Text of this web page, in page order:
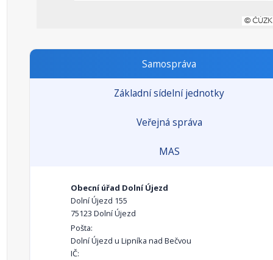
Samospráva
Základní sídelní jednotky
Veřejná správa
MAS
Obecní úřad Dolní Újezd
Dolní Újezd 155
75123 Dolní Újezd
Pošta:
Dolní Újezd u Lipníka nad Bečvou
IČ: